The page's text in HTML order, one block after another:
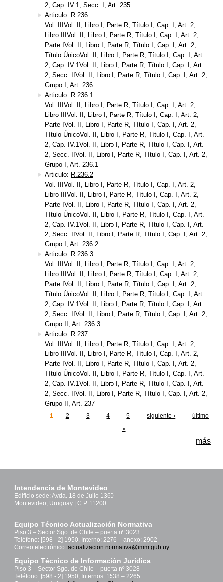
2, Cap. IV.1, Secc. I, Art. 235
Articulo: R.236
Vol. IIIVol. II, Libro I, Parte R, Título I, Cap. I, Art. 2,
Libro IIIVol. II, Libro I, Parte R, Título I, Cap. I, Art. 2,
Parte IVol. II, Libro I, Parte R, Título I, Cap. I, Art. 2,
Título ÚnicoVol. II, Libro I, Parte R, Título I, Cap. I, Art.
2, Cap. IV.1Vol. II, Libro I, Parte R, Título I, Cap. I, Art.
2, Secc. IIVol. II, Libro I, Parte R, Título I, Cap. I, Art. 2,
Grupo I, Art. 236
Articulo: R.236.1
Vol. IIIVol. II, Libro I, Parte R, Título I, Cap. I, Art. 2,
Libro IIIVol. II, Libro I, Parte R, Título I, Cap. I, Art. 2,
Parte IVol. II, Libro I, Parte R, Título I, Cap. I, Art. 2,
Título ÚnicoVol. II, Libro I, Parte R, Título I, Cap. I, Art.
2, Cap. IV.1Vol. II, Libro I, Parte R, Título I, Cap. I, Art.
2, Secc. IIVol. II, Libro I, Parte R, Título I, Cap. I, Art. 2,
Grupo I, Art. 236.1
Articulo: R.236.2
Vol. IIIVol. II, Libro I, Parte R, Título I, Cap. I, Art. 2,
Libro IIIVol. II, Libro I, Parte R, Título I, Cap. I, Art. 2,
Parte IVol. II, Libro I, Parte R, Título I, Cap. I, Art. 2,
Título ÚnicoVol. II, Libro I, Parte R, Título I, Cap. I, Art.
2, Cap. IV.1Vol. II, Libro I, Parte R, Título I, Cap. I, Art.
2, Secc. IIVol. II, Libro I, Parte R, Título I, Cap. I, Art. 2,
Grupo I, Art. 236.2
Articulo: R.236.3
Vol. IIIVol. II, Libro I, Parte R, Título I, Cap. I, Art. 2,
Libro IIIVol. II, Libro I, Parte R, Título I, Cap. I, Art. 2,
Parte IVol. II, Libro I, Parte R, Título I, Cap. I, Art. 2,
Título ÚnicoVol. II, Libro I, Parte R, Título I, Cap. I, Art.
2, Cap. IV.1Vol. II, Libro I, Parte R, Título I, Cap. I, Art.
2, Secc. IIVol. II, Libro I, Parte R, Título I, Cap. I, Art. 2,
Grupo II, Art. 236.3
Articulo: R.237
Vol. IIIVol. II, Libro I, Parte R, Título I, Cap. I, Art. 2,
Libro IIIVol. II, Libro I, Parte R, Título I, Cap. I, Art. 2,
Parte IVol. II, Libro I, Parte R, Título I, Cap. I, Art. 2,
Título ÚnicoVol. II, Libro I, Parte R, Título I, Cap. I, Art.
2, Cap. IV.1Vol. II, Libro I, Parte R, Título I, Cap. I, Art.
2, Secc. IIVol. II, Libro I, Parte R, Título I, Cap. I, Art. 2,
Grupo II, Art. 237
1 2 3 4 5 siguiente ›
último
»
más
Intendencia de Montevideo
Edificio sede: Avda. 18 de Julio 1360
Montevideo, Uruguay | C.P. 11200
Equipo Técnico Actualización Normativa
Piso 3 – Sector Sgo. de Chile – puerta nº 3023
Teléfono: [598 - 2] 1950, Interno: 2276 – anexo: 2902
Correo electrónico: actualizacion.normativa@imm.gub.uy
Equipo Técnico de Información Jurídica
Piso 3 – Sector Sgo. de Chile – puerta nº 3028
Teléfono: [598 - 2] 1950, Internos: 1538 – 2265